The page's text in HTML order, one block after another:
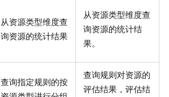
从资源类型维度查
询资源的统计结果
从资源类型维度查
询资源的统计结
果。
查询指定规则的按
查询规则对资源的
评估结果，评估结